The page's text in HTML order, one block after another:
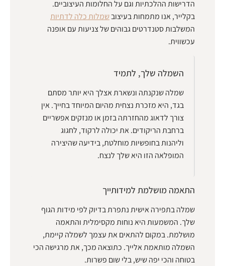
הדרישות ההלכתיות וגם על החלומות העיצוביים.
בקלייר, אנו מתמחות בעיצובשמלות כלה לדתיות
המשלבות סטנדרטים גבוהים של צניעות עם אופנה
עכשווית.
השמלה שלך, לתמיד
שמלה שנקנתה ונשארת אצלך היא יותר מסתם
בגד, היא מזכרת נצחית מהיום המיוחד בחייך. אין
צורך לדאוג מהחזרתה בזמן או מנזקים אפשריים
ברחבת הריקודים. את יכולה לרקוד, לחגוג
וליהנות בחופשיות מוחלטת, בידיעה שהיצירה
המופלאה הזו היא שלך לנצח.
התאמה מושלמת למידותייך
שמלה בתפירה אישית נתפרת בדיוק לפי מידות הגוף
שלך. המשמעות היא נוחות מקסימלית והתאמה
מושלמת. במקום להתאים את עצמך לשמלה קיימת,
השמלה מותאמת אלייך. כתוצאה מכך, את מרגישה הכי
בטוחה והכי יפה שיש, בלי שום פשרות.